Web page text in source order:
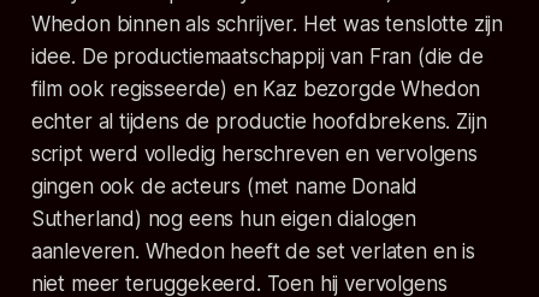
Whedon binnen als schrijver. Het was tenslotte zijn
idee. De productiemaatschappij van Fran (die de
film ook regisseerde) en Kaz bezorgde Whedon
echter al tijdens de productie hoofdbrekens. Zijn
script werd volledig herschreven en vervolgens
gingen ook de acteurs (met name Donald
Sutherland) nog eens hun eigen dialogen
aanleveren. Whedon heeft de set verlaten en is
niet meer teruggekeerd. Toen hij vervolgens